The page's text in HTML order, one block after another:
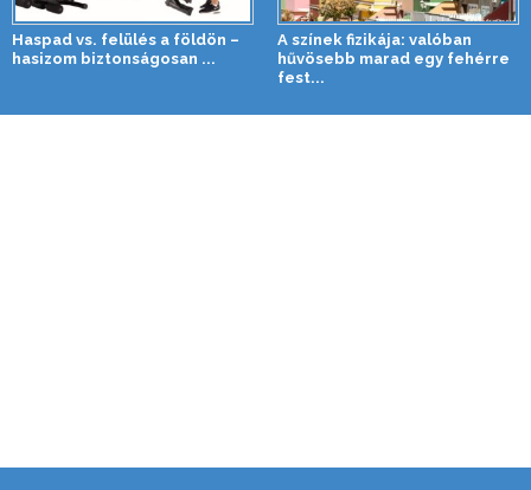
Haspad vs. felülés a földön –
hasizom biztonságosan ...
A színek fizikája: valóban
hűvösebb marad egy fehérre
fest...